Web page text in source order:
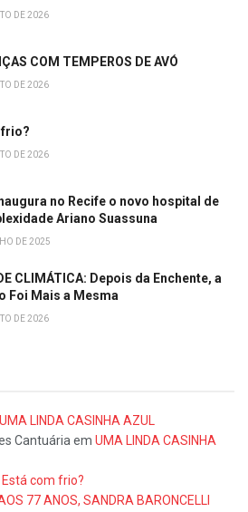
DE 2026
COM TEMPEROS DE AVÓ
DE 2026
frio?
DE 2026
no Recife o novo hospital de
Ariano Suassuna
DE 2025
CLIMÁTICA: Depois da Enchente, a
Foi Mais a Mesma
DE 2026
UMA LINDA CASINHA AZUL
Cantuáriaem UMA LINDA CASINHA
Está com frio?
77 ANOS, SANDRA BARONCELLI